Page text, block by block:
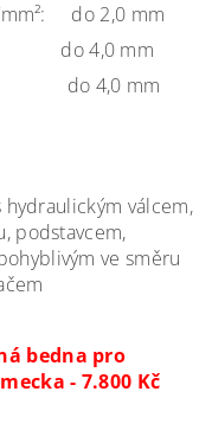
mm²: do 2,0 mm
do 4,0 mm
do 4,0 mm
válcem,
podstavcem,
ve směru
bedna pro
- 7.800 Kč